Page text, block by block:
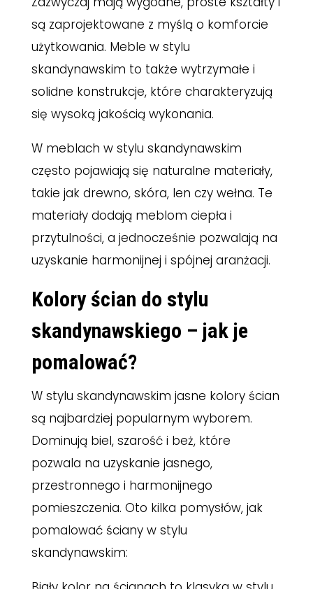
są zaprojektowane z myślą o komforcie
użytkowania. Meble w stylu
skandynawskim to także wytrzymałe i
solidne konstrukcje, które charakteryzują
się wysoką jakością wykonania.
W meblach w stylu skandynawskim
często pojawiają się naturalne materiały,
takie jak drewno, skóra, len czy wełna. Te
materiały dodają meblom ciepła i
przytulności, a jednocześnie pozwalają na
uzyskanie harmonijnej i spójnej aranżacji.
Kolory ścian do stylu
skandynawskiego – jak je
pomalować?
W stylu skandynawskim jasne kolory ścian
są najbardziej popularnym wyborem.
Dominują biel, szarość i beż, które
pozwala na uzyskanie jasnego,
przestronnego i harmonijnego
pomieszczenia. Oto kilka pomysłów, jak
pomalować ściany w stylu
skandynawskim: